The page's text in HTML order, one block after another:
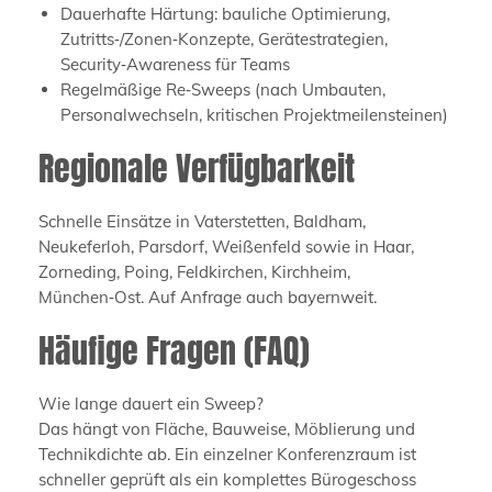
Dauerhafte Härtung: bauliche Optimierung,
Zutritts‑/Zonen‑Konzepte, Gerätestrategien,
Security‑Awareness für Teams
Regelmäßige Re‑Sweeps (nach Umbauten,
Personalwechseln, kritischen Projektmeilensteinen)
Regionale Verfügbarkeit
Schnelle Einsätze in Vaterstetten, Baldham,
Neukeferloh, Parsdorf, Weißenfeld sowie in Haar,
Zorneding, Poing, Feldkirchen, Kirchheim,
München‑Ost. Auf Anfrage auch bayernweit.
Häufige Fragen (FAQ)
Wie lange dauert ein Sweep?
Das hängt von Fläche, Bauweise, Möblierung und
Technikdichte ab. Ein einzelner Konferenzraum ist
schneller geprüft als ein komplettes Bürogeschoss